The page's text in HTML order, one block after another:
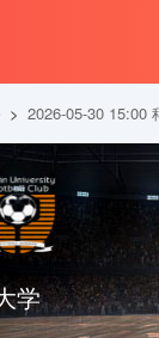
> 2026-05-30 15:00
学